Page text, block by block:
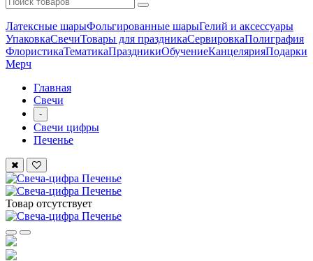
Латексные шарыФольгированные шарыГелий и аксессуары
УпаковкаСвечиТовары для праздникаСервировкаПолиграфия
ФлористикаТематикаПраздникиОбучениеКанцелярияПодарки
Мерч
Главная
Свечи
-
Свечи цифры
Печенье
Товар отсутствует